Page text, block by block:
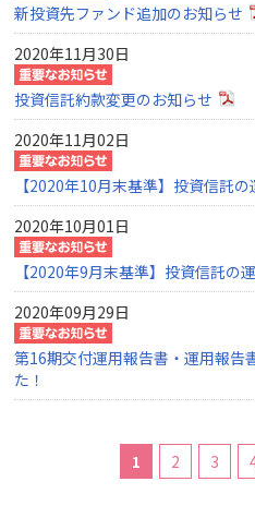
新投資先ファンド追加のお知らせ
2020年11月30日
投資信託約款変更のお知らせ
2020年11月02日
【2020年10月末基準】投資信託
2020年10月01日
【2020年9月末基準】投資信託の
2020年09月29日
第16期交付運用報告書・運用報告
た！
1 2 3